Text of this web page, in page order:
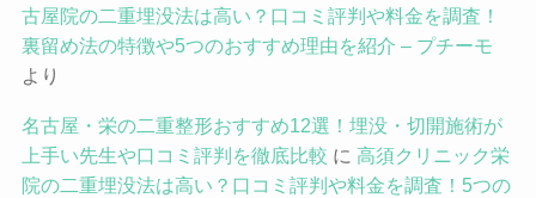
古屋院の二重埋没法は高い？口コミ評判や料金を調査！
裏留め法の特徴や5つのおすすめ理由を紹介 – プチーモ
より
名古屋・栄の二重整形おすすめ12選！埋没・切開施術が
上手い先生や口コミ評判を徹底比較 に 高須クリニック栄
院の二重埋没法は高い？口コミ評判や料金を調査！5つの